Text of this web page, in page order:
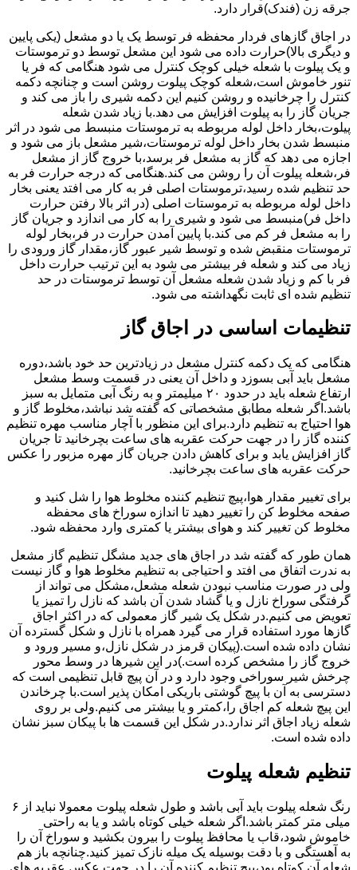
جرقه زن (فندک)قرار دارد.
در اجاق گازهای فردار محفظه فر توسط یک یا دو مشعل (یکی پایین
و دیگری بالا)حرارت داده می شود این مشعل توسط دو ترموستات
و یک پیلوت با شعله خیلی کوچک کنترل می شود هنگامی که فر یا
تنور خاموش است،شعله کوچک پیلوت روشن است و چنانچه دکمه
کنترل را چرخانیده و روشن کنیم این دکمه شیری را باز می کند و
جریان گاز را به پیلوت افزایش می دهد.با زیاد شدن شعله
پیلوت،بخار داخل لوله مربوطه به ترموستات منبسط می شود در اثر
منبسط شدن بخار داخل لوله ترموستات،شیر مشعل باز می شود و
اجازه می دهد که گاز به مشعل فر برسد،با خروج گاز از مشعل
فر،شعله پیلوت آن را روشن می کند.هنگامی که درجه حرارت فر به
حد تنظیم شده رسید،ترموستات اصلی فر به کار می افتد یعنی بخار
داخل لوله مربوطه به ترموستات اصلی (در اثر بالا رفتن حرارت
داخل فر)منبسط می شود و شیری را به کار می اندازد و جریان گاز
را به مشعل فر کم می کند.با پایین آمدن حرارت در فر،بخار لوله
ترموستات منقبض شده و توسط شیر عبور گاز،مقدار گاز ورودی را
زیاد می کند و شعله فر بیشتر می شود به این ترتیب حرارت داخل
فر با کم و زیاد شدن شعله مشعل آن توسط ترموستات در حد
تنظیم شده ای ثابت نگهداشته می شود.
تنظیمات اساسی در اجاق گاز
هنگامی که یک دکمه کنترل مشعل در زیادترین حد خود باشد،دوره
مشعل باید آبی بسوزد و داخل آن یعنی در قسمت وسط مشعل
ارتفاع شعله باید در حدود ۲۰ میلیمتر و به رنگ آبی متمایل به سبز
باشد.اگر شعله مطابق مشخصاتی که گفته شد نباشد،مخلوط گاز و
هوا احتیاج به تنظیم دارد.برای این منظور با آچار مناسب مهره تنظیم
کننده گاز را در جهت حرکت عقربه های ساعت بچرخانید تا جریان
گاز افزایش یابد و برای کاهش دادن جریان گاز مهره مزبور را عکس
حرکت عقربه های ساعت بچرخانید.
برای تغییر مقدار هوا،پیچ تنظیم کننده مخلوط هوا را شل کنید و
صفحه مخلوط کن را تغییر دهید تا اندازه سوراخ های محفظه
مخلوط کن تغییر کند و هوای بیشتر یا کمتری وارد محفظه شود.
همان طور که گفته شد در اجاق های جدید مشگل تنظیم گاز مشعل
به ندرت اتفاق می افتد و احتیاجی به تنظیم مخلوط هوا و گاز نیست
ولی در صورت مناسب نبودن شعله مشعل،مشکل می تواند از
گرفتگی سوراخ نازل و یا گشاد شدن آن باشد که نازل را تمیز یا
تعویض می کنیم.در شکل یک شیر گاز معمولی که در اکثر اجاق
گازها مورد استفاده قرار می گیرد همراه با نازل و شکل گسترده آن
نشان داده شده است.(پیکان قرمز در شکل نازل،و مسیر ورود و
خروج گاز را مشخص کرده است.)در این شیرها در وسط محور
چرخش شیر سوراخی وجود دارد و در آن پیچ قابل تنظیمی است که
دسترسی به آن با پیچ گوشتی باریکی امکان پذیر است.با چرخاندن
این پیچ شعله کم اجاق را،کمتر و یا بیشتر می کنیم.ولی بر روی
شعله زیاد اجاق اثر ندارد.در شکل این قسمت ها با پیکان سبز نشان
داده شده است.
تنظیم شعله پیلوت
رنگ شعله پیلوت باید آبی باشد و طول شعله پیلوت معمولا نباید از ۶
میلی متر کمتر باشد.اگر شعله خیلی کوتاه باشد و یا به راحتی
خاموش شود،قاب یا محافظ پیلوت را بیرون بکشید و سوراخ آن را
به آهستگی و با دقت بوسیله یک میله نازک تمیز کنید.چنانچه باز هم